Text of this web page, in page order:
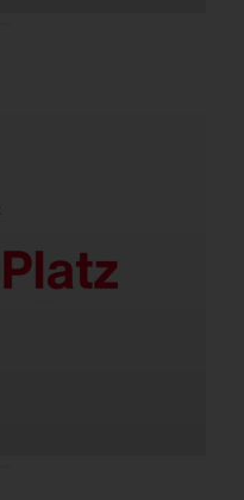
durch